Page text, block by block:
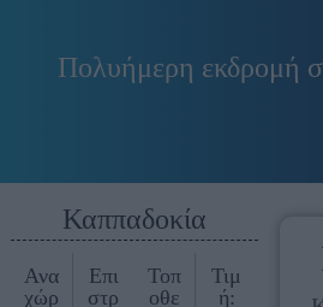
Πολυήμερη εκδρομή
Καππαδοκία
Ανα
χώρ
Επι
στρ
Τοπ
οθε
Τιμ
ή: